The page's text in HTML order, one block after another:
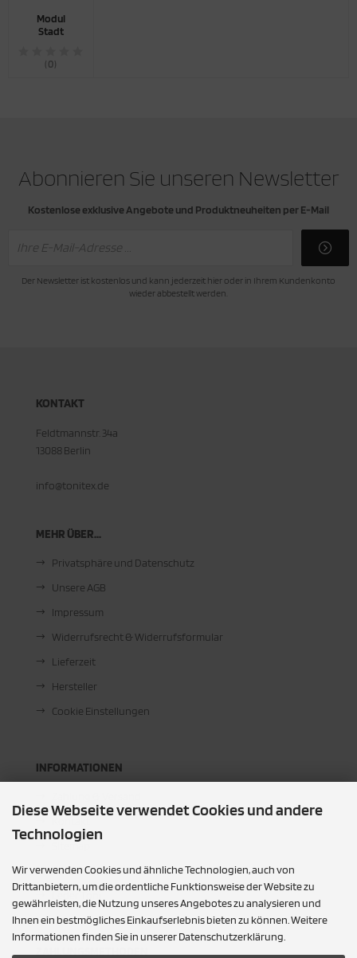
Modul
Stadt
(0)
Abonnieren Sie unseren Newsletter
Kostenlose exklusive Angebote und Produktneuheiten per E-Mail
Der Newsletter ist kostenlos und kann jederzeit hier oder in Ihrem Kundenkonto
wieder abbestellt werden.
KONTAKT
Feldtmannstr. 34a
13088 Berlin
info@tonitex.de
MEHR ÜBER...
Privatsphäre und Datenschutz
Unsere AGB
Impressum
Widerrufsrecht & Widerrufsformular
Lieferzeit
Hersteller
Cookie Einstellungen
INFORMATIONEN
Sitemap
Für Sie vor Ort
Leder Toni
Diese Webseite verwendet Cookies und andere
Technologien
Wir verwenden Cookies und ähnliche Technologien, auch von
Drittanbietern, um die ordentliche Funktionsweise der Website zu
gewährleisten, die Nutzung unseres Angebotes zu analysieren und
Ihnen ein bestmögliches Einkaufserlebnis bieten zu können. Weitere
Informationen finden Sie in unserer Datenschutzerklärung.